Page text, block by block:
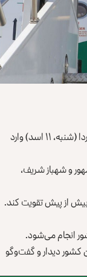
وزارت خارجه‌ی پاکستان اعلام کرده است که مسعود پزشکیان، رییس‌جمهور ایران در یک سفر دو روزه، فردا (شنبه، ۱۱ اسد) وارد
و شهباز شریف،
بیش از پیش تقویت کند.
انجام می‌شود.
کشور دیدار و گفت‌وگو